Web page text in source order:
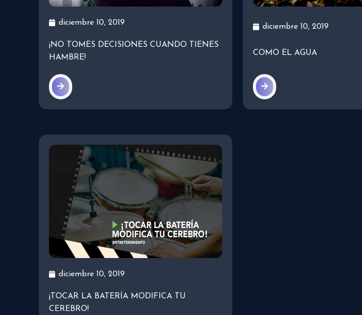
diciembre 10, 2019
¡NO TOMES DECISIONES CUANDO TIENES
HAMBRE!
diciembre 10, 2019
COMO EL AGUA
diciembre 10, 2019
¡TOCAR LA BATERÍA MODIFICA TU
CEREBRO!